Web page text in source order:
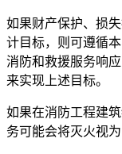
如果财产保护、损
计目标，则可遵循
消防和救援服务响
来实现上述目标。
如果在消防工程建
务可能会将灭火视